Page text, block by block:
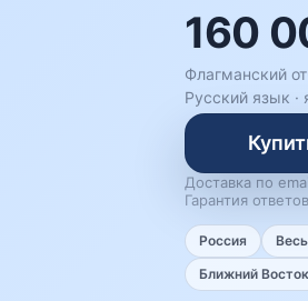
160
Флагманский
Русский язык ·
Доставка по
Гарантия
Россия
Ближний Восток